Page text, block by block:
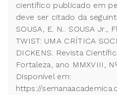
científico publicado em
deve ser citado da
SOUSA, E. N.. SOUSA Jr.,
TWIST: UMA CRÍTICA
DICKENS. Revista
Fortaleza, ano MMXVIII,
Disponível em:
https://